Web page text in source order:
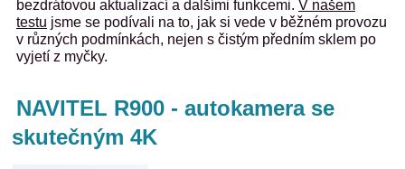
bezdrátovou aktualizací a dalšími funkcemi. V našem
testu jsme se podívali na to, jak si vede v běžném provozu
v různých podmínkách, nejen s čistým předním sklem po
vyjetí z myčky.
NAVITEL R900 - autokamera se
skutečným 4K